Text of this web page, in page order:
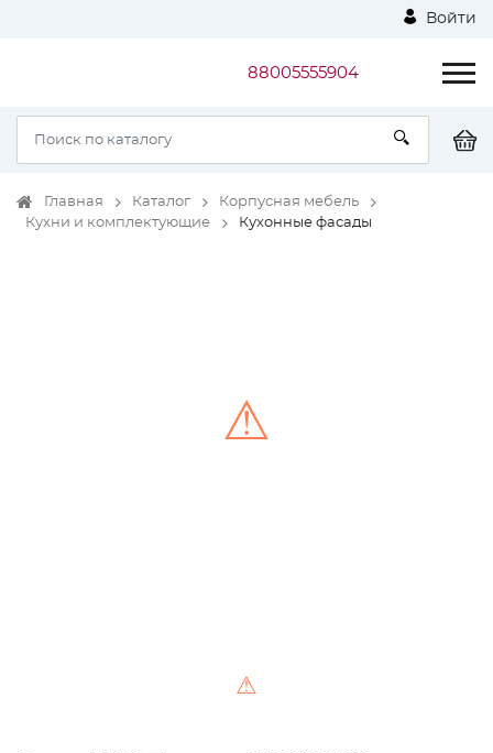
Войти
88005555904
Главная Каталог
Корпусная мебель
Кухни и комплектующие
Кухонные фасады
⚠
⚠